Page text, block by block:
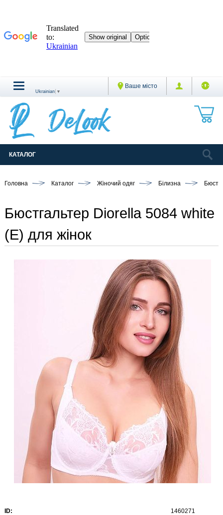
Ваше місто
Ukrainian ▼
КАТАЛОГ
Головна Каталог Жіночий одяг Білизна
Бюстгальтер Diorella 5084 white
(E) для жінок
ID:
1460271